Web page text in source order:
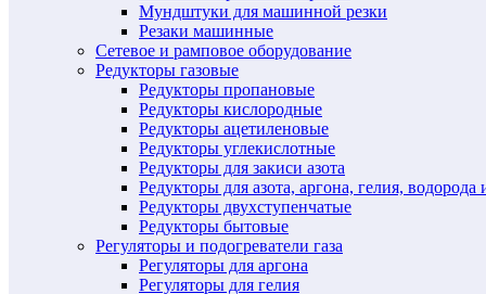
Мундштуки для машинной резки
Резаки машинные
Сетевое и рамповое оборудование
Редукторы газовые
Редукторы пропановые
Редукторы кислородные
Редукторы ацетиленовые
Редукторы углекислотные
Редукторы для закиси азота
Редукторы для азота, аргона, гелия, водорода
Редукторы двухступенчатые
Редукторы бытовые
Регуляторы и подогреватели газа
Регуляторы для аргона
Регуляторы для гелия